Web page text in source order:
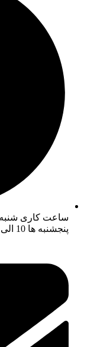
ساعت کاری شنبه تا
پنجشنبه ها 10 الی 15